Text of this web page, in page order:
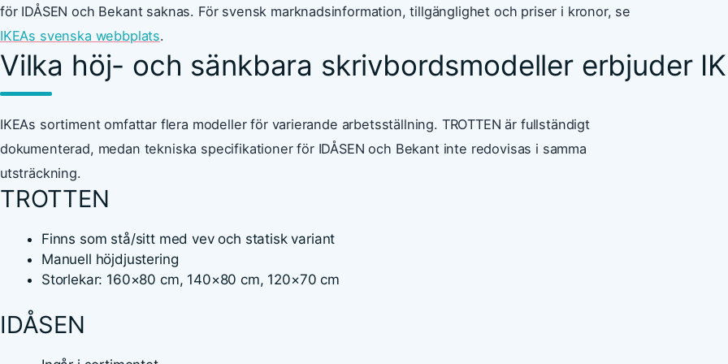
för IDÅSEN och Bekant saknas. För svensk marknadsinformation, tillgänglighet och priser i kronor, se
IKEAs svenska webbplats.
Vilka höj- och sänkbara skrivbordsmodeller erbjuder
IKEAs sortiment omfattar flera modeller för varierande arbetsställning. TROTTEN är fullständigt
dokumenterad, medan tekniska specifikationer för IDÅSEN och Bekant inte redovisas i samma
utsträckning.
TROTTEN
Finns som stå/sitt med vev och statisk variant
Manuell höjdjustering
Storlekar: 160×80 cm, 140×80 cm, 120×70 cm
IDÅSEN